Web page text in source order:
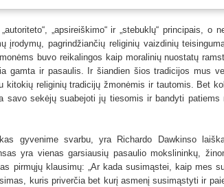
„apsireiškimo“ ir „stebuklų“ principais, o
pagrindžiančių religinių vaizdinių
buvo reikalingos kaip moralinių nuostatų
gamta ir pasaulis. Ir šiandien šios tradicijos mus
kitokių religinių tradicijų žmonėmis ir tautomis. Bet
savo sekėjų suabejoti jų tiesomis ir bandyti patiems
gyvenime svarbu, yra Richardo Dawkinso
yra vienas garsiausių pasaulio mokslininkų,
pirmųjų klausimų: „Ar kada susimąstei, kaip mes
kuris priverčia bet kurį asmenį susimąstyti ir